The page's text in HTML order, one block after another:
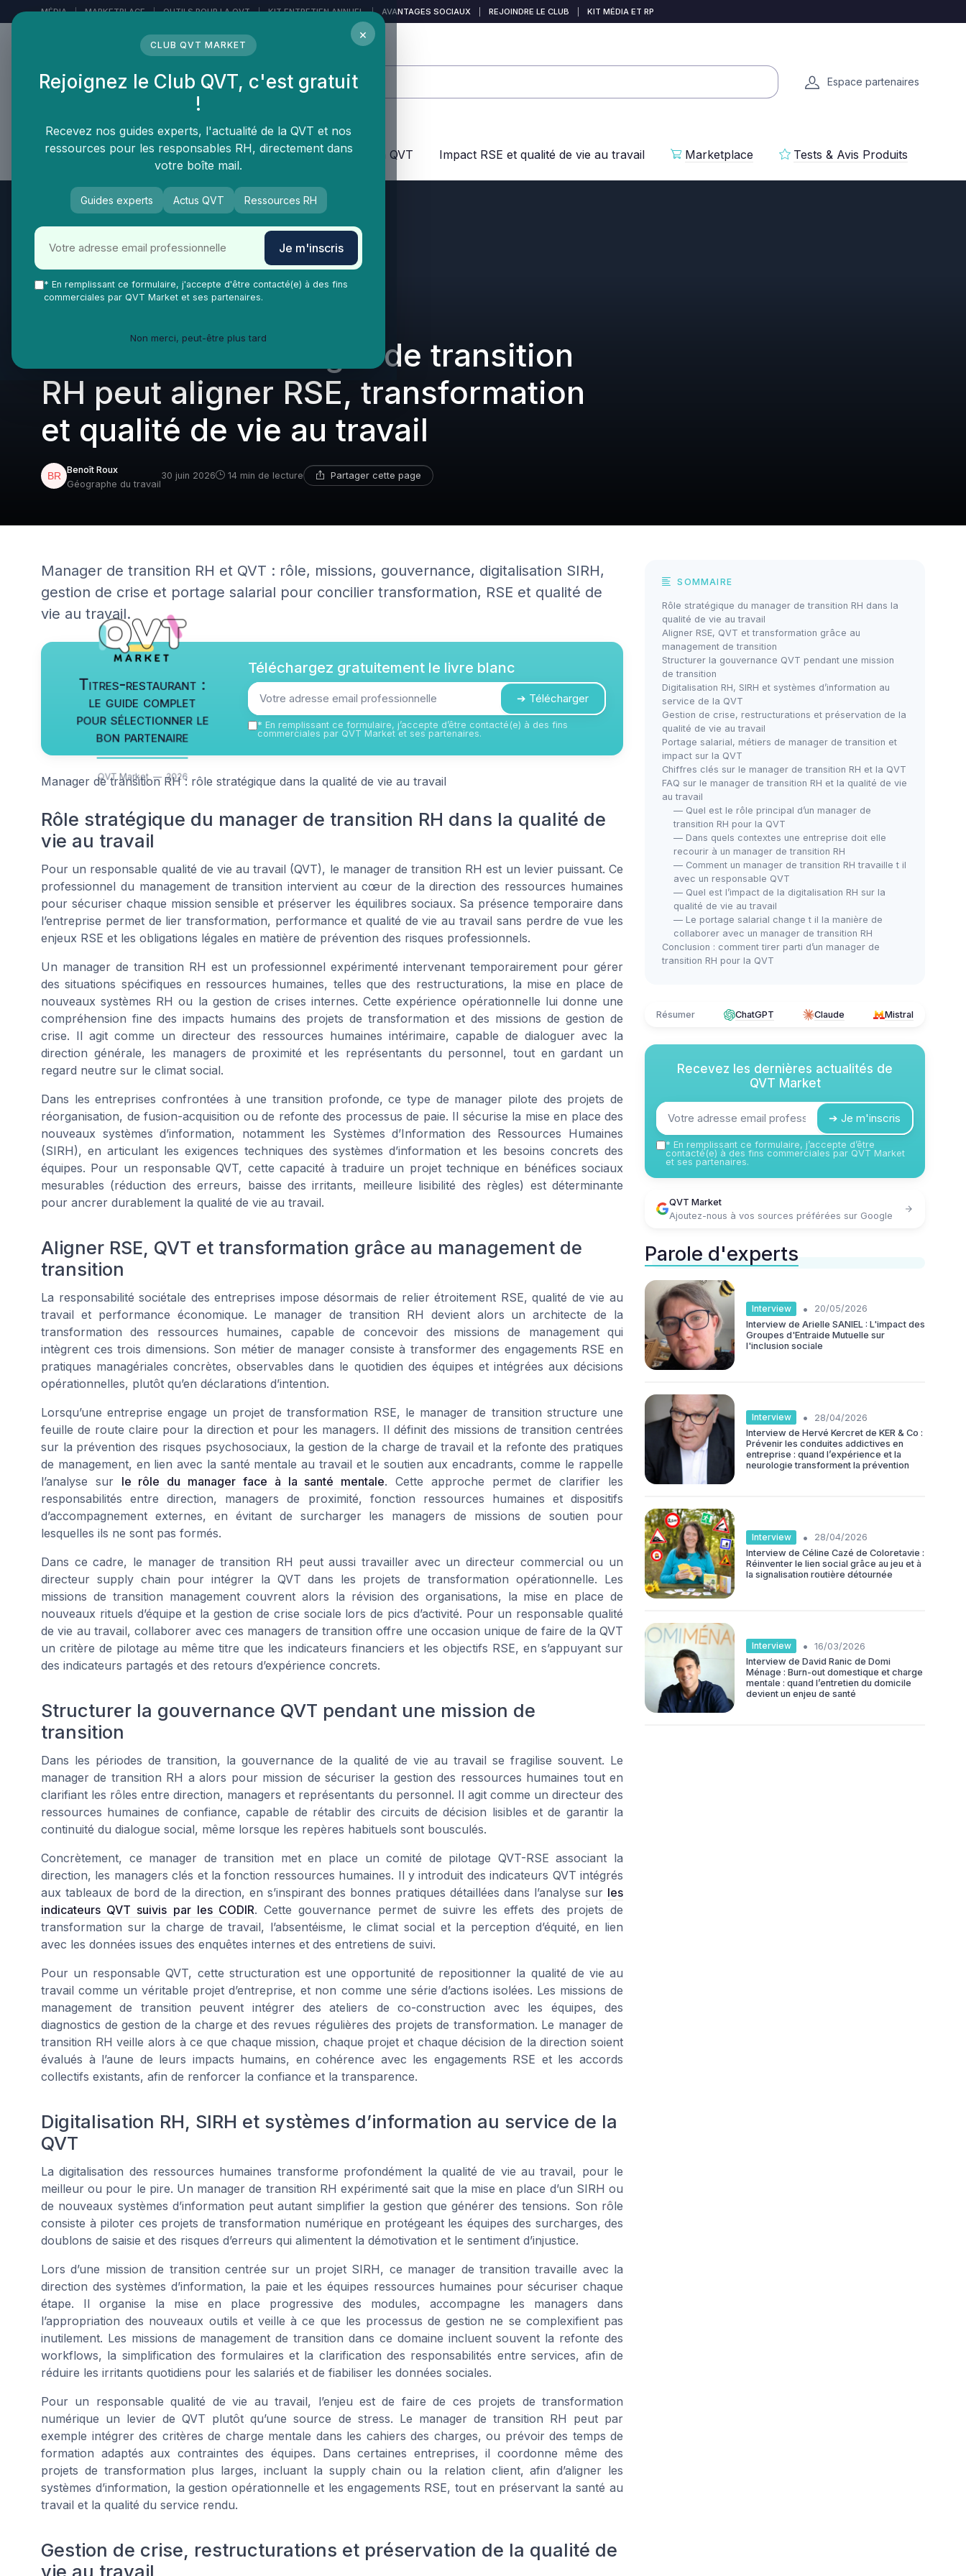
MÉDIA | MARKETPLACE | OUTILS POUR LA QVT | KIT ENTRETIEN ANNUEL | AVANTAGES SOCIAUX REJOINDRE LE CLUB KIT MÉDIA ET RP
LE MÉDIA DES
Espace partenaires
Vie Ma Vie dans la QVT Tendances QVT Enjeux dans la QVT Impact RSE et qualité de vie au travail Marketplace Tests & Avis Produits
Comment un manager de transition
RH peut aligner RSE, transformation
et qualité de vie au travail
Benoît Roux
Géographe du travail
30 juin 2026 14 min de lecture Partager cette page
Manager de transition RH et QVT : rôle, missions, gouvernance, digitalisation SIRH,
gestion de crise et portage salarial pour concilier transformation, RSE et qualité de
vie au travail.
Titres-restaurant :
le guide complet
pour sélectionner le
bon partenaire
QVT Market — 2026
Téléchargez gratuitement le livre blanc
➔ Télécharger
* En remplissant ce formulaire, j’accepte d’être contacté(e) à des fins
commerciales par QVT Market et ses partenaires.
Manager de transition RH : rôle stratégique dans la qualité de vie au travail
Rôle stratégique du manager de transition RH dans la qualité de
vie au travail
Pour un responsable qualité de vie au travail (QVT), le manager de transition RH est un levier puissant. Ce
professionnel du management de transition intervient au cœur de la direction des ressources humaines
pour sécuriser chaque mission sensible et préserver les équilibres sociaux. Sa présence temporaire dans
l’entreprise permet de lier transformation, performance et qualité de vie au travail sans perdre de vue les
enjeux RSE et les obligations légales en matière de prévention des risques professionnels.
Un manager de transition RH est un professionnel expérimenté intervenant temporairement pour gérer
des situations spécifiques en ressources humaines, telles que des restructurations, la mise en place de
nouveaux systèmes RH ou la gestion de crises internes. Cette expérience opérationnelle lui donne une
compréhension fine des impacts humains des projets de transformation et des missions de gestion de
crise. Il agit comme un directeur des ressources humaines intérimaire, capable de dialoguer avec la
direction générale, les managers de proximité et les représentants du personnel, tout en gardant un
regard neutre sur le climat social.
Dans les entreprises confrontées à une transition profonde, ce type de manager pilote des projets de
réorganisation, de fusion-acquisition ou de refonte des processus de paie. Il sécurise la mise en place des
nouveaux systèmes d’information, notamment les Systèmes d’Information des Ressources Humaines
(SIRH), en articulant les exigences techniques des systèmes d’information et les besoins concrets des
équipes. Pour un responsable QVT, cette capacité à traduire un projet technique en bénéfices sociaux
mesurables (réduction des erreurs, baisse des irritants, meilleure lisibilité des règles) est déterminante
pour ancrer durablement la qualité de vie au travail.
Aligner RSE, QVT et transformation grâce au management de
transition
La responsabilité sociétale des entreprises impose désormais de relier étroitement RSE, qualité de vie au
travail et performance économique. Le manager de transition RH devient alors un architecte de la
transformation des ressources humaines, capable de concevoir des missions de management qui
intègrent ces trois dimensions. Son métier de manager consiste à transformer des engagements RSE en
pratiques managériales concrètes, observables dans le quotidien des équipes et intégrées aux décisions
opérationnelles, plutôt qu’en déclarations d’intention.
Lorsqu’une entreprise engage un projet de transformation RSE, le manager de transition structure une
feuille de route claire pour la direction et pour les managers. Il définit des missions de transition centrées
sur la prévention des risques psychosociaux, la gestion de la charge de travail et la refonte des pratiques
de management, en lien avec la santé mentale au travail et le soutien aux encadrants, comme le rappelle
l’analyse sur le rôle du manager face à la santé mentale. Cette approche permet de clarifier les
responsabilités entre direction, managers de proximité, fonction ressources humaines et dispositifs
d’accompagnement externes, en évitant de surcharger les managers de missions de soutien pour
lesquelles ils ne sont pas formés.
Dans ce cadre, le manager de transition RH peut aussi travailler avec un directeur commercial ou un
directeur supply chain pour intégrer la QVT dans les projets de transformation opérationnelle. Les
missions de transition management couvrent alors la révision des organisations, la mise en place de
nouveaux rituels d’équipe et la gestion de crise sociale lors de pics d’activité. Pour un responsable qualité
de vie au travail, collaborer avec ces managers de transition offre une occasion unique de faire de la QVT
un critère de pilotage au même titre que les indicateurs financiers et les objectifs RSE, en s’appuyant sur
des indicateurs partagés et des retours d’expérience concrets.
Structurer la gouvernance QVT pendant une mission de
transition
Dans les périodes de transition, la gouvernance de la qualité de vie au travail se fragilise souvent. Le
manager de transition RH a alors pour mission de sécuriser la gestion des ressources humaines tout en
clarifiant les rôles entre direction, managers et représentants du personnel. Il agit comme un directeur des
ressources humaines de confiance, capable de rétablir des circuits de décision lisibles et de garantir la
continuité du dialogue social, même lorsque les repères habituels sont bousculés.
Concrètement, ce manager de transition met en place un comité de pilotage QVT-RSE associant la
direction, les managers clés et la fonction ressources humaines. Il y introduit des indicateurs QVT intégrés
aux tableaux de bord de la direction, en s’inspirant des bonnes pratiques détaillées dans l’analyse sur les
indicateurs QVT suivis par les CODIR. Cette gouvernance permet de suivre les effets des projets de
transformation sur la charge de travail, l’absentéisme, le climat social et la perception d’équité, en lien
avec les données issues des enquêtes internes et des entretiens de suivi.
Pour un responsable QVT, cette structuration est une opportunité de repositionner la qualité de vie au
travail comme un véritable projet d’entreprise, et non comme une série d’actions isolées. Les missions de
management de transition peuvent intégrer des ateliers de co-construction avec les équipes, des
diagnostics de gestion de la charge et des revues régulières des projets de transformation. Le manager de
transition RH veille alors à ce que chaque mission, chaque projet et chaque décision de la direction soient
évalués à l’aune de leurs impacts humains, en cohérence avec les engagements RSE et les accords
collectifs existants, afin de renforcer la confiance et la transparence.
Digitalisation RH, SIRH et systèmes d’information au service de la
QVT
La digitalisation des ressources humaines transforme profondément la qualité de vie au travail, pour le
meilleur ou pour le pire. Un manager de transition RH expérimenté sait que la mise en place d’un SIRH ou
de nouveaux systèmes d’information peut autant simplifier la gestion que générer des tensions. Son rôle
consiste à piloter ces projets de transformation numérique en protégeant les équipes des surcharges, des
doublons de saisie et des risques d’erreurs qui alimentent la démotivation et le sentiment d’injustice.
Lors d’une mission de transition centrée sur un projet SIRH, ce manager de transition travaille avec la
direction des systèmes d’information, la paie et les équipes ressources humaines pour sécuriser chaque
étape. Il organise la mise en place progressive des modules, accompagne les managers dans
l’appropriation des nouveaux outils et veille à ce que les processus de gestion ne se complexifient pas
inutilement. Les missions de management de transition dans ce domaine incluent souvent la refonte des
workflows, la simplification des formulaires et la clarification des responsabilités entre services, afin de
réduire les irritants quotidiens pour les salariés et de fiabiliser les données sociales.
Pour un responsable qualité de vie au travail, l’enjeu est de faire de ces projets de transformation
numérique un levier de QVT plutôt qu’une source de stress. Le manager de transition RH peut par
exemple intégrer des critères de charge mentale dans les cahiers des charges, ou prévoir des temps de
formation adaptés aux contraintes des équipes. Dans certaines entreprises, il coordonne même des
projets de transformation plus larges, incluant la supply chain ou la relation client, afin d’aligner les
systèmes d’information, la gestion opérationnelle et les engagements RSE, tout en préservant la santé au
travail et la qualité du service rendu.
Gestion de crise, restructurations et préservation de la qualité de
vie au travail
SOMMAIRE
Rôle stratégique du manager de transition RH dans la
qualité de vie au travail
Aligner RSE, QVT et transformation grâce au
management de transition
Structurer la gouvernance QVT pendant une mission
de transition
Digitalisation RH, SIRH et systèmes d’information au
service de la QVT
Gestion de crise, restructurations et préservation de la
qualité de vie au travail
Portage salarial, métiers de manager de transition et
impact sur la QVT
Chiffres clés sur le manager de transition RH et la QVT
FAQ sur le manager de transition RH et la qualité de vie
au travail
— Quel est le rôle principal d’un manager de
transition RH pour la QVT
— Dans quels contextes une entreprise doit elle
recourir à un manager de transition RH
— Comment un manager de transition RH travaille t il
avec un responsable QVT
— Quel est l’impact de la digitalisation RH sur la
qualité de vie au travail
— Le portage salarial change t il la manière de
collaborer avec un manager de transition RH
Conclusion : comment tirer parti d’un manager de
transition RH pour la QVT
Résumer ChatGPT Claude Mistral
Recevez les dernières actualités de
QVT Market
➔ Je m'inscris
* En remplissant ce formulaire, j’accepte d’être
contacté(e) à des fins commerciales par QVT Market
et ses partenaires.
QVT Market
Ajoutez-nous à vos sources préférées sur Google
Parole d'experts
Interview •
20/05/2026
Interview de Arielle SANIEL : L'impact des
Groupes d'Entraide Mutuelle sur
l'inclusion sociale
Interview •
28/04/2026
Interview de Hervé Kercret de KER & Co :
Prévenir les conduites addictives en
entreprise : quand l’expérience et la
neurologie transforment la prévention
Interview •
28/04/2026
Interview de Céline Cazé de Coloretavie :
Réinventer le lien social grâce au jeu et à
la signalisation routière détournée
Interview •
16/03/2026
Interview de David Ranic de Domi
Ménage : Burn-out domestique et charge
mentale : quand l’entretien du domicile
devient un enjeu de santé
×
CLUB QVT MARKET
Rejoignez le Club QVT, c'est gratuit
!
Recevez nos guides experts, l'actualité de la QVT et nos
ressources pour les responsables RH, directement dans
votre boîte mail.
Guides experts Actus QVT Ressources RH
Je m'inscris
* En remplissant ce formulaire, j'accepte d'être contacté(e) à des fins
commerciales par QVT Market et ses partenaires.
Non merci, peut-être plus tard
Panneau de gestion des cookies